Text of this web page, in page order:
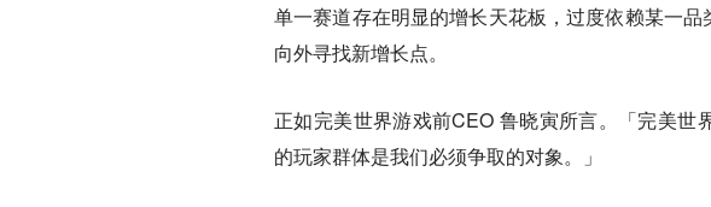
单一赛道存在明显的增长天花板，过度依赖某一
向外寻找新增长点。
正如完美世界游戏前CEO 鲁晓寅所言。「完美
的玩家群体是我们必须争取的对象。」